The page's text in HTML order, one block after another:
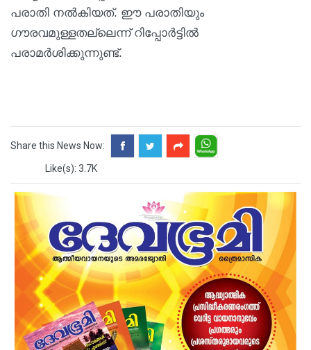
പരാതി നൽകിയത്. ഈ പരാതിയും
ഗൗരവമുള്ളതല്ലെന്ന് റിപ്പോർട്ടിൽ
പരാമർശിക്കുന്നുണ്ട്.
Share this News Now:
Like(s): 3.7K